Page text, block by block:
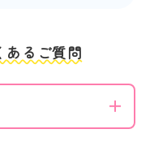
あるご質問